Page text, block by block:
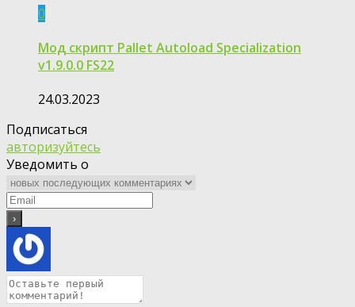
0
Мод скрипт Pallet Autoload Specialization
v1.9.0.0 FS22
24.03.2023
Подписаться
авторизуйтесь
Уведомить о